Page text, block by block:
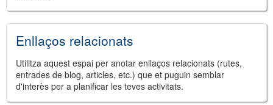
Enllaços relacionats
Utilitza aquest espai per anotar enllaços relacionats (rutes,
entrades de blog, articles, etc.) que et puguin semblar
d'interès per a planificar les teves activitats.